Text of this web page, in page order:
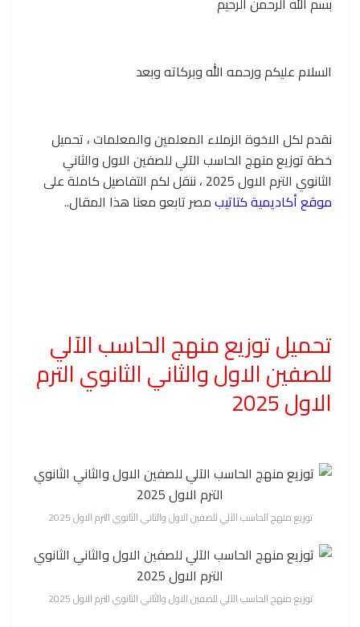
السلام عليكم ورحمه الله وبركاته وبعد
نقدم لكل الاخوة الزملاء المعلمين والمعلمات ، تحميل
خطة توزيع منهج الحاسب الآلي للصفين الاول والثاني
الثانوي الترم الاول 2025 ، ننقل لكم التفاصيل كاملة على
موقع أكاديمية كتاتيبمصر تابعو معنا هذا المقال..
تحميل توزيع منهج الحاسب الآلي
للصفين الاول والثاني الثانوي الترم
الاول 2025
توزيع منهج الحاسب الآلي للصفين الاول والثاني الثانوي الترم الاول 2025
توزيع منهج الحاسب الآلي للصفين الاول والثاني الثانوي الترم الاول 2025